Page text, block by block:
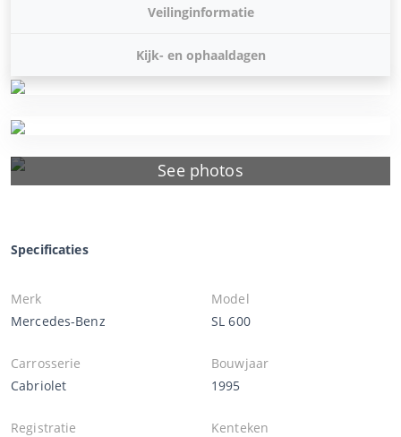
See photos
Veilinginformatie
Kijk- en ophaaldagen
Specificaties
Merk
Mercedes-Benz
Model
SL 600
Carrosserie
Cabriolet
Bouwjaar
1995
Registratie
Kenteken